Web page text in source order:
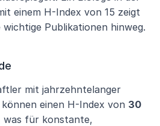
einem H-Index von 15 zeigt
Publikationen hinweg.
mit jahrzehntelanger
einen H-Index von 30
was für konstante,